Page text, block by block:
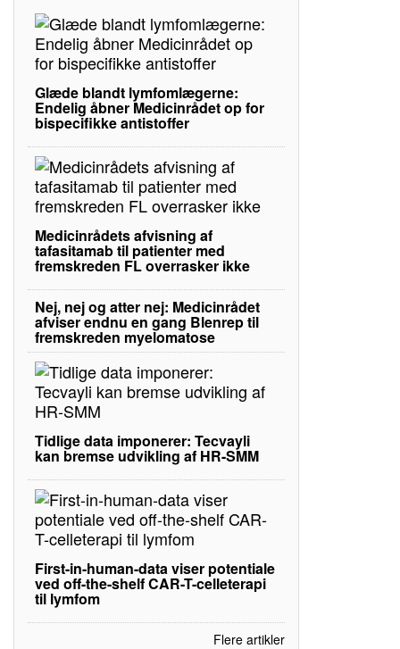
Glæde blandt lymfomlægerne:
Endelig åbner Medicinrådet op for
bispecifikke antistoffer
Medicinrådets afvisning af
tafasitamab til patienter med
fremskreden FL overrasker ikke
Nej, nej og atter nej: Medicinrådet
afviser endnu en gang Blenrep til
fremskreden myelomatose
Tidlige data imponerer: Tecvayli
kan bremse udvikling af HR-SMM
First-in-human-data viser potentiale
ved off-the-shelf CAR-T-celleterapi
til lymfom
Flere artikler